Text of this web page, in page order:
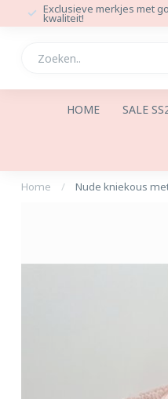
Exclusieve merkjes met
kwaliteit!
HOME SALE
Home / Nude kniekous